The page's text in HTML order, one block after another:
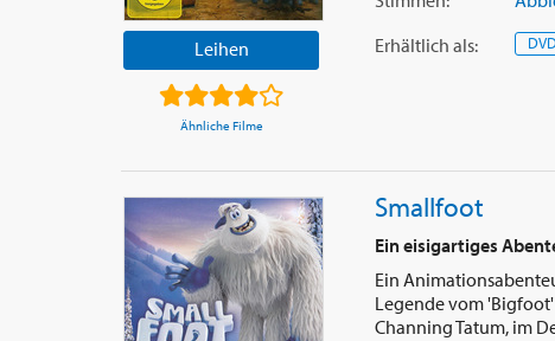
Leihen
Ähnliche Filme
Erhältlich als:
Smallfoot
Ein eisigartiges
Ein
Legende vom
Channing Tatum, im